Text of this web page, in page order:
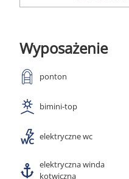
Wyposażenie
ponton
bimini-top
elektryczne wc
elektryczna winda
kotwiczna